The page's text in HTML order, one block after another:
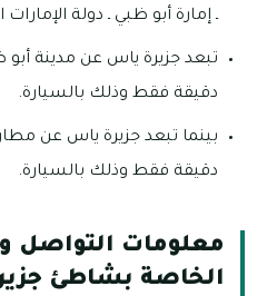
ـ إمارة أبو ظبي ـ دولة الإمارات
دقيقة فقط وذلك بالسيارة.
دقيقة فقط وذلك بالسيارة.
معلومات التواصل
الخاصة بشاطئ